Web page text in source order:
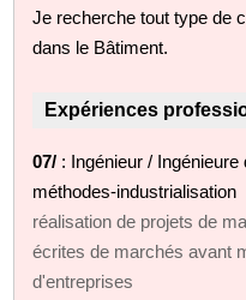
Je recherche tout type de
dans le Bâtiment.
Expériences
07/ : Ingénieur /
méthodes-industrialisation
réalisation de projets de
écrites de marchés avant
d'entreprises